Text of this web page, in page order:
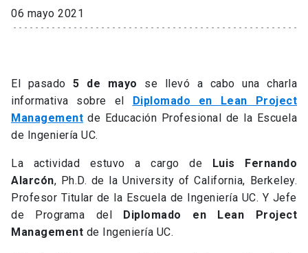
06 mayo 2021
El pasado 5 de mayo se llevó a cabo una charla
informativa sobre el Diplomado en Lean Project
Management de Educación Profesional de la Escuela
de Ingeniería UC.
La actividad estuvo a cargo de Luis Fernando
Alarcón, Ph.D. de la University of California, Berkeley.
Profesor Titular de la Escuela de Ingeniería UC. Y Jefe
de Programa del Diplomado en Lean Project
Management de Ingeniería UC.